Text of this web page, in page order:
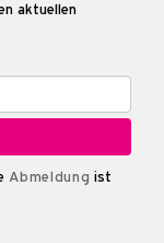
aktuellen
Abmeldung ist